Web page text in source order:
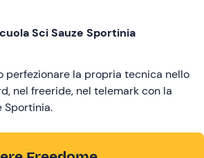
Sci Sauze Sportinia
perfezionare la propria tecnica nello
nel freeride, nel telemark con la
Sportinia.